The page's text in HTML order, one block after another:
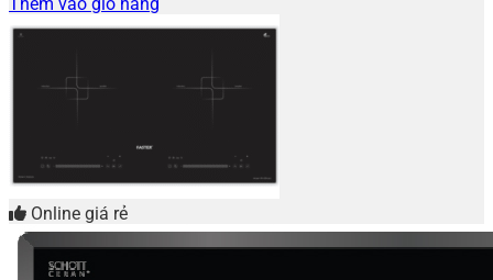
Online giá rẻ